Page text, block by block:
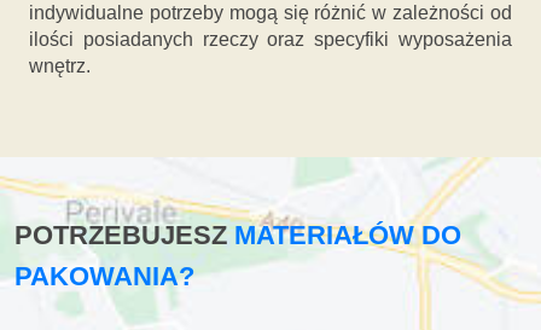
indywidualne potrzeby mogą się różnić w zależności od
ilości posiadanych rzeczy oraz specyfiki wyposażenia
wnętrz.
POTRZEBUJESZMATERIAŁÓW DO
PAKOWANIA?